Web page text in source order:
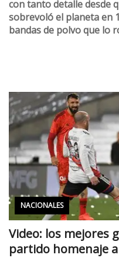
con tanto detalle desde
sobrevoló el planeta en
bandas de polvo que lo
NACIONALES
Video: los mejores
partido homenaje